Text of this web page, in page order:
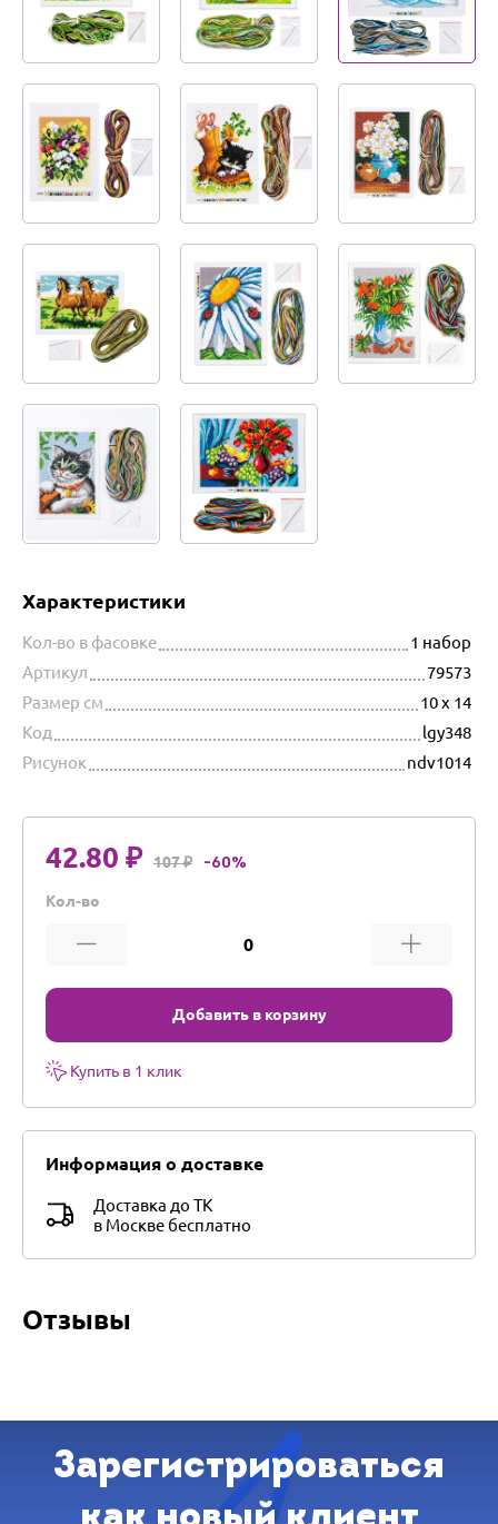
Характеристики
Кол-во в фасовке
1 набор
Артикул
79573
Размер см
10 х 14
Код
lgy348
Рисунок
ndv1014
42.80 ₽ 107 ₽ -60%
Кол-во
Добавить в корзину
Купить в 1 клик
Информация о доставке
Доставка до ТК
в Москве бесплатно
Отзывы
Зарегистрироваться